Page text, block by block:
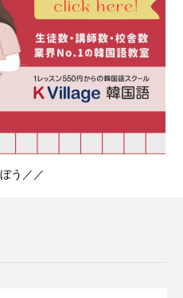
う／／